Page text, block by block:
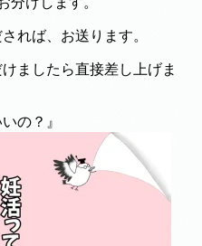
れば、お送ります。
ましたら直接差し上げま
の？』